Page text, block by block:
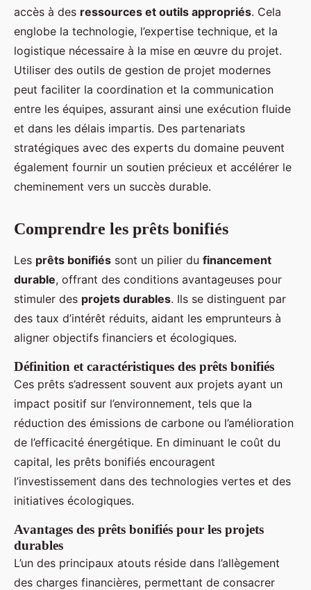
accès à des ressources et outils appropriés. Cela
englobe la technologie, l’expertise technique, et la
logistique nécessaire à la mise en œuvre du projet.
Utiliser des outils de gestion de projet modernes
peut faciliter la coordination et la communication
entre les équipes, assurant ainsi une exécution fluide
et dans les délais impartis. Des partenariats
stratégiques avec des experts du domaine peuvent
également fournir un soutien précieux et accélérer le
cheminement vers un succès durable.
Comprendre les prêts bonifiés
Les prêts bonifiés sont un pilier du financement
durable, offrant des conditions avantageuses pour
stimuler des projets durables. Ils se distinguent par
des taux d’intérêt réduits, aidant les emprunteurs à
aligner objectifs financiers et écologiques.
Définition et caractéristiques des prêts bonifiés
Ces prêts s’adressent souvent aux projets ayant un
impact positif sur l’environnement, tels que la
réduction des émissions de carbone ou l’amélioration
de l’efficacité énergétique. En diminuant le coût du
capital, les prêts bonifiés encouragent
l’investissement dans des technologies vertes et des
initiatives écologiques.
Avantages des prêts bonifiés pour les projets
durables
L’un des principaux atouts réside dans l’allègement
des charges financières, permettant de consacrer